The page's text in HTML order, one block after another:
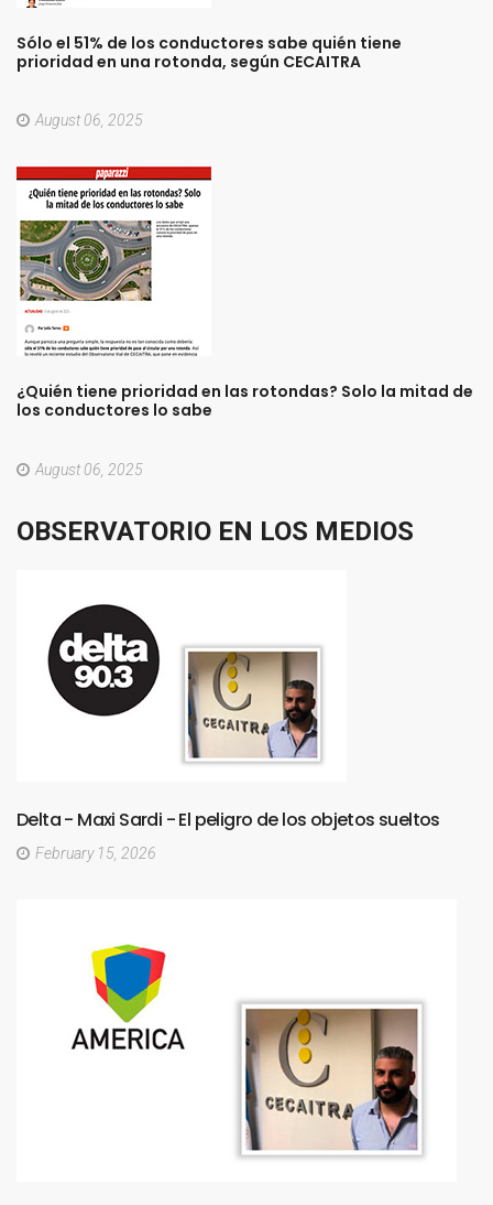
Sólo el 51% de los conductores sabe quién tiene
prioridad en una rotonda, según CECAITRA
August 06, 2025
¿Quién tiene prioridad en las rotondas? Solo la mitad de
los conductores lo sabe
August 06, 2025
OBSERVATORIO EN LOS MEDIOS
Delta- Maxi Sardi -El peligro delos objetos sueltos
February 15, 2026